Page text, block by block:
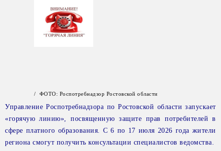
/ ФОТО: Роспотребнадзор Ростовской области
Управление Роспотребнадзора по Ростовской области запускает
«горячую линию», посвященную защите прав потребителей в
сфере платного образования. С 6 по 17 июля 2026 года жители
региона смогут получить консультации специалистов ведомства.